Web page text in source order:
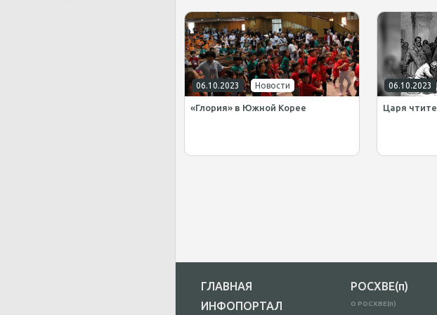
06.10.2023 Новости
«Глория» в Южной Корее
06.10.2023
Царя чтите
ГЛАВНАЯ
ИНФОПОРТАЛ
РОСХВЕ(п)
О РОСХВЕ(п)